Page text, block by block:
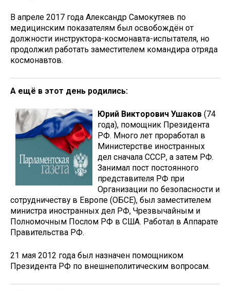
В апреле 2017 года Александр Самокутяев по
медицинским показателям был освобождён от
должности инструктора-космонавта-испытателя, но
продолжил работать заместителем командира отряда
космонавтов.
А ещё в этот день родились:
Юрий Викторович Ушаков (74
года), помощник Президента
РФ. Много лет проработал в
Министерстве иностранных
дел сначала СССР, а затем РФ.
Занимал пост постоянного
представителя РФ при
Организации по безопасности и
сотрудничеству в Европе (ОБСЕ), был заместителем
министра иностранных дел РФ, Чрезвычайным и
Полномочным Послом РФ в США. Работал в Аппарате
Правительства РФ.
21 мая 2012 года был назначен помощником
Президента РФ по внешнеполитическим вопросам.